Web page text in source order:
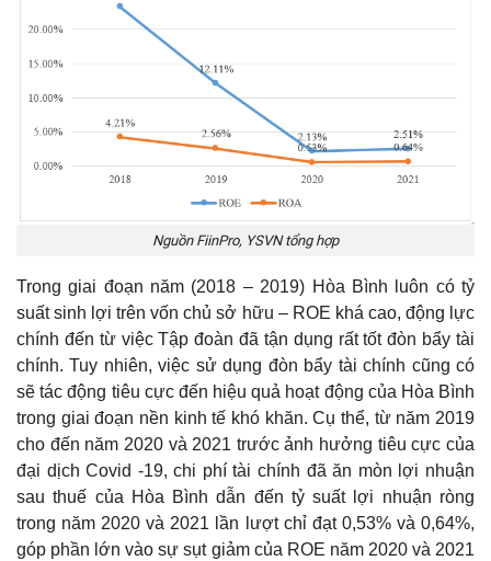
Nguồn FiinPro, YSVN tổng hợp
Trong giai đoạn năm (2018 – 2019) Hòa Bình luôn có tỷ
suất sinh lợi trên vốn chủ sở hữu – ROE khá cao, động lực
chính đến từ việc Tập đoàn đã tận dụng rất tốt đòn bẩy tài
chính. Tuy nhiên, việc sử dụng đòn bẩy tài chính cũng có
sẽ tác động tiêu cực đến hiệu quả hoạt động của Hòa Bình
trong giai đoạn nền kinh tế khó khăn. Cụ thể, từ năm 2019
cho đến năm 2020 và 2021 trước ảnh hưởng tiêu cực của
đại dịch Covid -19, chi phí tài chính đã ăn mòn lợi nhuận
sau thuế của Hòa Bình dẫn đến tỷ suất lợi nhuận ròng
trong năm 2020 và 2021 lần lượt chỉ đạt 0,53% và 0,64%,
góp phần lớn vào sự sụt giảm của ROE năm 2020 và 2021